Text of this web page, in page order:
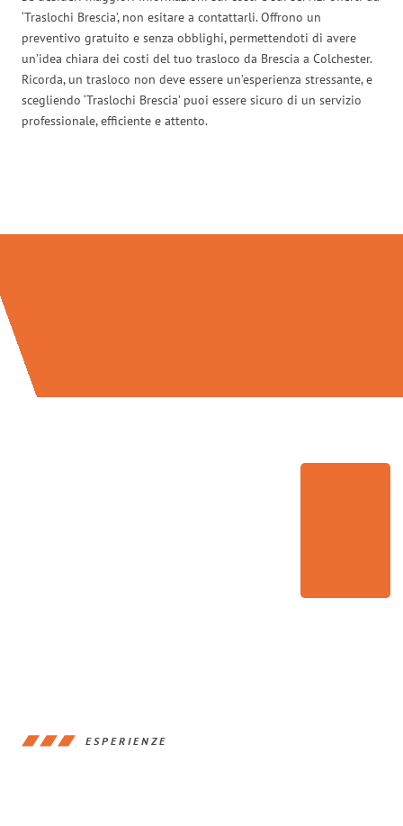
‘Traslochi Brescia’, non esitare a contattarli. Offrono un
preventivo gratuito e senza obblighi, permettendoti di avere
un’idea chiara dei costi del tuo trasloco da Brescia a Colchester.
Ricorda, un trasloco non deve essere un’esperienza stressante, e
scegliendo ‘Traslochi Brescia’ puoi essere sicuro di un servizio
professionale, efficiente e attento.
ESPERIENZE